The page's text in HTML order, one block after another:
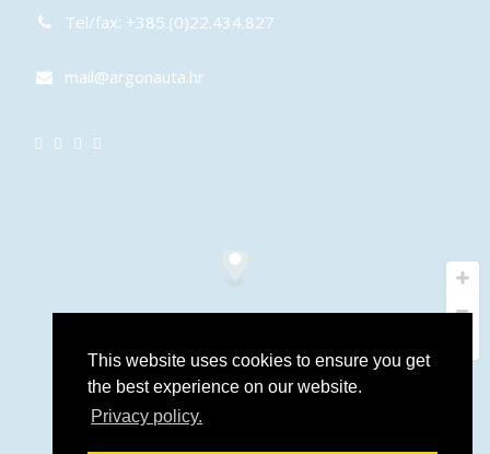
This website uses cookies to ensure you get
the best experience on our website.
Privacy policy.
Tel/fax: +385.(0)22.434.827
mail@argonauta.hr